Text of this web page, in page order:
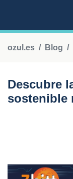
ozul.es Blog
Descubre
sostenible